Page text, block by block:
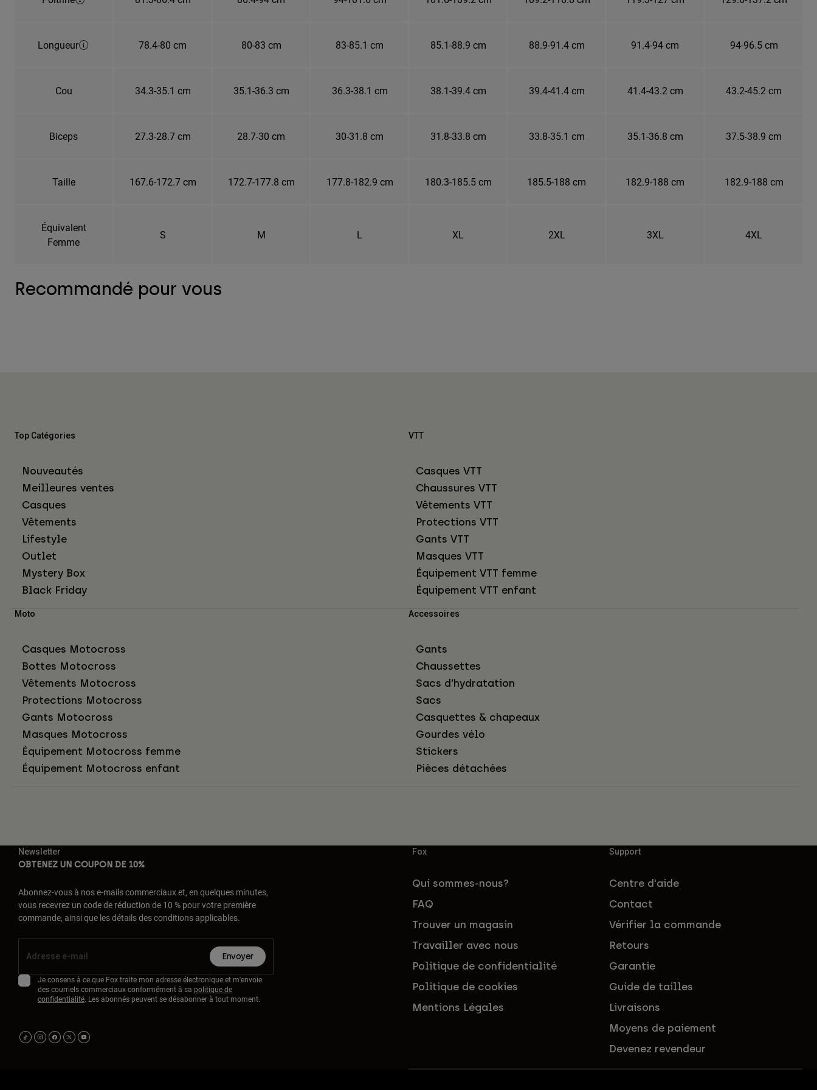
Longueur 78.4-80 cm 80-83 cm 83-85.1 cm 85.1-88.9 cm 88.9-91.4 cm 91.4-94 cm 94-96.5 cm
Cou 34.3-35.1 cm 35.1-36.3 cm 36.3-38.1 cm 38.1-39.4 cm 39.4-41.4 cm 41.4-43.2 cm 43.2-45.2 cm
Biceps 27.3-28.7 cm 28.7-30 cm 30-31.8 cm 31.8-33.8 cm 33.8-35.1 cm 35.1-36.8 cm 37.5-38.9 cm
Taille 167.6-172.7 cm 172.7-177.8 cm 177.8-182.9 cm 180.3-185.5 cm 185.5-188 cm 182.9-188 cm 182.9-188 cm
Équivalent
Femme
S M L XL 2XL 3XL 4XL
Recommandé pour vous
Top Catégories
Nouveautés
Meilleures ventes
Casques
Vêtements
Lifestyle
Outlet
Mystery Box
Black Friday
VTT
Casques VTT
Chaussures VTT
Vêtements VTT
Protections VTT
Gants VTT
Masques VTT
Équipement VTT femme
Équipement VTT enfant
Moto
Casques Motocross
Bottes Motocross
Vêtements Motocross
Protections Motocross
Gants Motocross
Masques Motocross
Équipement Motocross femme
Équipement Motocross enfant
Accessoires
Gants
Chaussettes
Sacs d’hydratation
Sacs
Casquettes & chapeaux
Gourdes vélo
Stickers
Pièces détachées
Newsletter
OBTENEZ UN COUPON DE 10%
Abonnez-vous à nos e-mails commerciaux et, en quelques minutes,
vous recevrez un code de réduction de 10 % pour votre première
commande, ainsi que les détails des conditions applicables.
Envoyer
Je consens à ce que Fox traite mon adresse électronique et m'envoie
des courriels commerciaux conformément à sa politique de
confidentialité. Les abonnés peuvent se désabonner à tout moment.
Fox
Qui sommes-nous?
FAQ
Trouver un magasin
Travailler avec nous
Politique de confidentialité
Politique de cookies
Mentions Légales
Support
Centre d'aide
Contact
Vérifier la commande
Retours
Garantie
Guide de tailles
Livraisons
Moyens de paiement
Devenez revendeur